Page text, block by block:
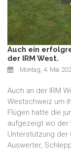
Auch ein
der IRM West.
Montag, 4. Mai
Auch an der IRM
Westschweiz um
Flügen hatte die
aufgezeigt wo der
Unterstützung der
Auswerter,